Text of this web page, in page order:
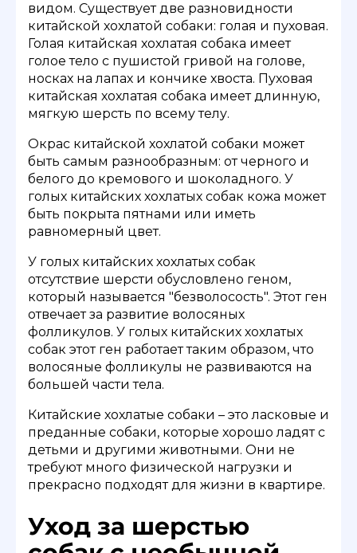
видом. Существует две разновидности
китайской хохлатой собаки: голая и пуховая.
Голая китайская хохлатая собака имеет
голое тело с пушистой гривой на голове,
носках на лапах и кончике хвоста. Пуховая
китайская хохлатая собака имеет длинную,
мягкую шерсть по всему телу.
Окрас китайской хохлатой собаки может
быть самым разнообразным: от черного и
белого до кремового и шоколадного. У
голых китайских хохлатых собак кожа может
быть покрыта пятнами или иметь
равномерный цвет.
У голых китайских хохлатых собак
отсутствие шерсти обусловлено геном,
который называется "безволосость". Этот ген
отвечает за развитие волосяных
фолликулов. У голых китайских хохлатых
собак этот ген работает таким образом, что
волосяные фолликулы не развиваются на
большей части тела.
Китайские хохлатые собаки – это ласковые и
преданные собаки, которые хорошо ладят с
детьми и другими животными. Они не
требуют много физической нагрузки и
прекрасно подходят для жизни в квартире.
Уход за шерстью